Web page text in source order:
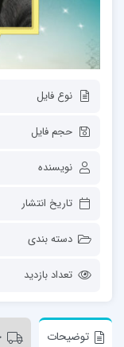
نوع فایل
حجم فایل
نویسنده
تاریخ انتشار
دسته بندی
تعداد بازدید
توضیحات